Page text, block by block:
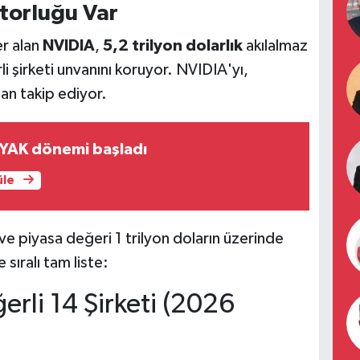
Var
alan NVIDIA, 5,2 trilyon dolarlıkakılalmaz
unvanını koruyor. NVIDIA'yı,
takip ediyor.
dönemi başladı
piyasa değeri 1 trilyon doların üzerinde
tam liste:
14 Şirketi (2026